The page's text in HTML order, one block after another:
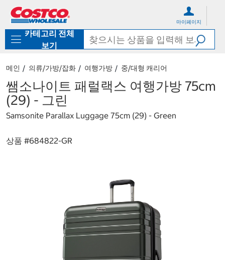
로
기
가
마이페이지
카테고리 전체
보기
메인 의류/가방/잡화 여행가방 중/대형 캐리어
쌤소나이트 패럴랙스 여행가방 75cm
(29) - 그린
Samsonite Parallax Luggage 75cm (29) - Green
상품 #684822-GR